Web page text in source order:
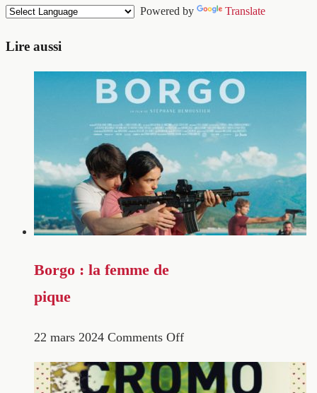
Powered by Translate
Lire aussi
Borgo : la femme de
pique
22 mars 2024 Comments Off